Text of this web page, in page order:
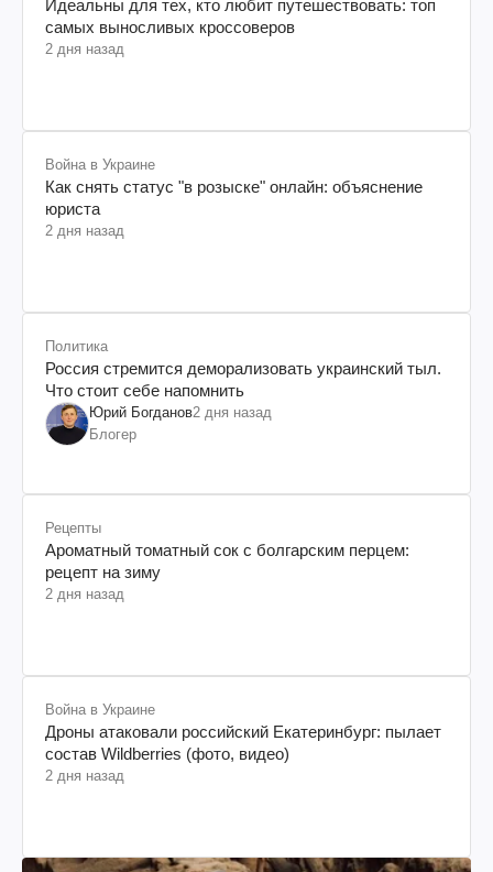
Идеальны для тех, кто любит путешествовать: топ
самых выносливых кроссоверов
2 дня назад
Война в Украине
Как снять статус "в розыске" онлайн: объяснение
юриста
2 дня назад
Политика
Россия стремится деморализовать украинский тыл.
Что стоит себе напомнить
Юрий Богданов2 дня назад
Блогер
Рецепты
Ароматный томатный сок с болгарским перцем:
рецепт на зиму
2 дня назад
Война в Украине
Дроны атаковали российский Екатеринбург: пылает
состав Wildberries (фото, видео)
2 дня назад